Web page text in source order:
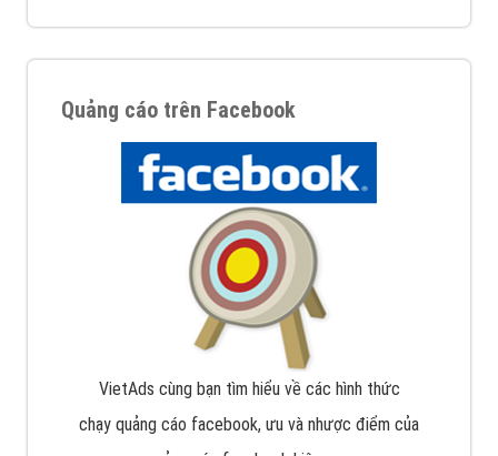
Quảng cáo trên Facebook
VietAds cùng bạn tìm hiểu về các hình thức
chạy quảng cáo facebook, ưu và nhược điểm của